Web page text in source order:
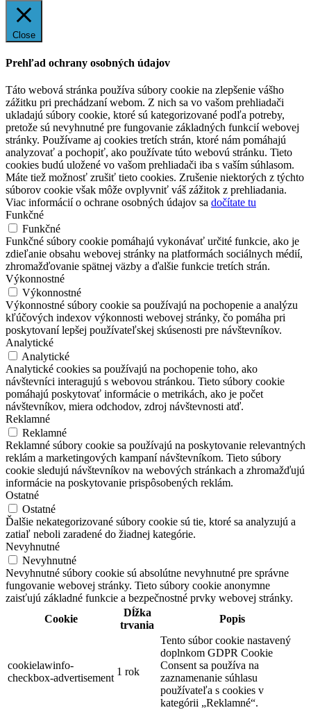
Close
Prehľad ochrany osobných údajov
Táto webová stránka používa súbory cookie na zlepšenie vášho
zážitku pri prechádzaní webom. Z nich sa vo vašom prehliadači
ukladajú súbory cookie, ktoré sú kategorizované podľa potreby,
pretože sú nevyhnutné pre fungovanie základných funkcií webovej
stránky. Používame aj cookies tretích strán, ktoré nám pomáhajú
analyzovať a pochopiť, ako používate túto webovú stránku. Tieto
cookies budú uložené vo vašom prehliadači iba s vaším súhlasom.
Máte tiež možnosť zrušiť tieto cookies. Zrušenie niektorých z týchto
súborov cookie však môže ovplyvniť váš zážitok z prehliadania.
Viac informácií o ochrane osobných údajov sa dočítate tu
Funkčné
Funkčné
Funkčné súbory cookie pomáhajú vykonávať určité funkcie, ako je
zdieľanie obsahu webovej stránky na platformách sociálnych médií,
zhromažďovanie spätnej väzby a ďalšie funkcie tretích strán.
Výkonnostné
Výkonnostné
Výkonnostné súbory cookie sa používajú na pochopenie a analýzu
kľúčových indexov výkonnosti webovej stránky, čo pomáha pri
poskytovaní lepšej používateľskej skúsenosti pre návštevníkov.
Analytické
Analytické
Analytické cookies sa používajú na pochopenie toho, ako
návštevníci interagujú s webovou stránkou. Tieto súbory cookie
pomáhajú poskytovať informácie o metrikách, ako je počet
návštevníkov, miera odchodov, zdroj návštevnosti atď.
Reklamné
Reklamné
Reklamné súbory cookie sa používajú na poskytovanie relevantných
reklám a marketingových kampaní návštevníkom. Tieto súbory
cookie sledujú návštevníkov na webových stránkach a zhromažďujú
informácie na poskytovanie prispôsobených reklám.
Ostatné
Ostatné
Ďalšie nekategorizované súbory cookie sú tie, ktoré sa analyzujú a
zatiaľ neboli zaradené do žiadnej kategórie.
Nevyhnutné
Nevyhnutné
Nevyhnutné súbory cookie sú absolútne nevyhnutné pre správne
fungovanie webovej stránky. Tieto súbory cookie anonymne
zaisťujú základné funkcie a bezpečnostné prvky webovej stránky.
Cookie
Dĺžka
trvania
Popis
cookielawinfo-
checkbox-advertisement
1 rok
Tento súbor cookie nastavený
doplnkom GDPR Cookie
Consent sa používa na
zaznamenanie súhlasu
používateľa s cookies v
kategórii „Reklamné“.